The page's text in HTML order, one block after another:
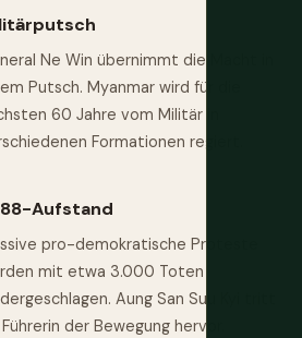
Ne Win übernimmt die Macht in
Putsch. Myanmar wird für die
60 Jahre vom Militär in
Formationen regiert.
Aufstand
pro-demokratische Proteste
mit etwa 3.000 Toten
Aung San Suu Kyi tritt
der Bewegung hervor.